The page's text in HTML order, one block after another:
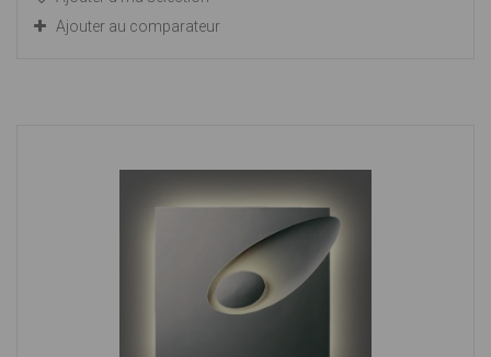
Ajouter au comparateur